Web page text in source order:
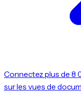
Connectez plus de 8
sur les vues de